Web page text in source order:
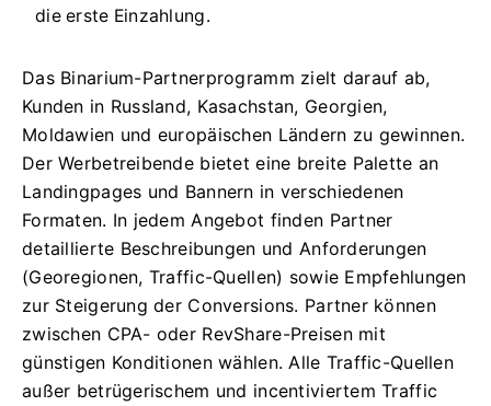
die erste Einzahlung.
Das Binarium-Partnerprogramm zielt darauf ab,
Kunden in Russland, Kasachstan, Georgien,
Moldawien und europäischen Ländern zu gewinnen.
Der Werbetreibende bietet eine breite Palette an
Landingpages und Bannern in verschiedenen
Formaten. In jedem Angebot finden Partner
detaillierte Beschreibungen und Anforderungen
(Georegionen, Traffic-Quellen) sowie Empfehlungen
zur Steigerung der Conversions. Partner können
zwischen CPA- oder RevShare-Preisen mit
günstigen Konditionen wählen. Alle Traffic-Quellen
außer betrügerischem und incentiviertem Traffic